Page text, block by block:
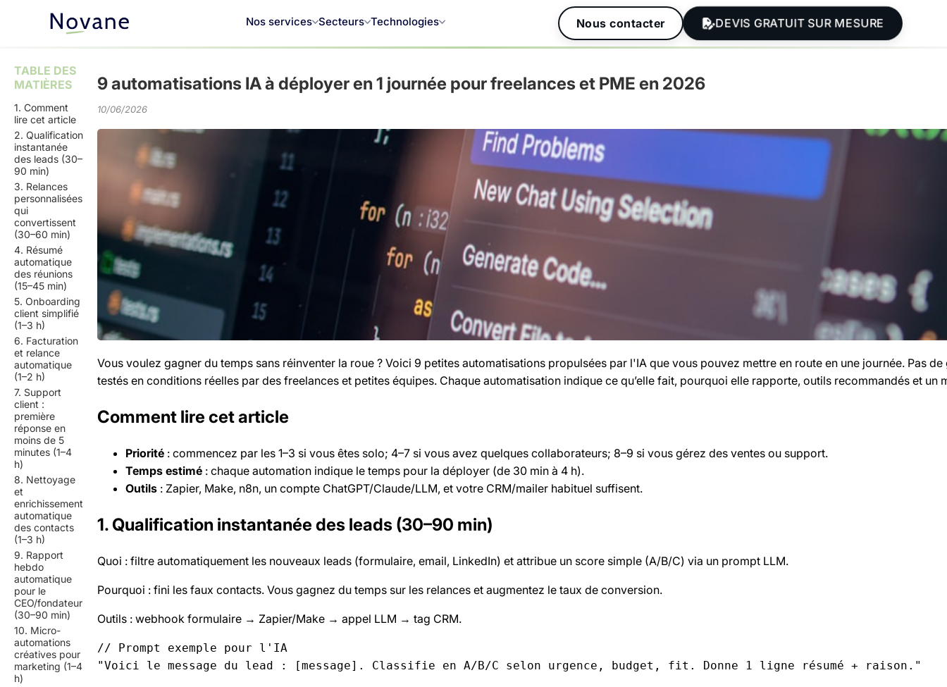
Nos services Secteurs Technologies Nous contacter DEVIS GRATUIT SUR MESURE
TABLE DES
MATIÈRES
1. Comment
lire cet article
2. Qualification
instantanée
des leads (30–
90 min)
3. Relances
personnalisées
qui
convertissent
(30–60 min)
4. Résumé
automatique
des réunions
(15–45 min)
5. Onboarding
client simplifié
(1–3 h)
6. Facturation
et relance
automatique
(1–2 h)
7. Support
client :
première
réponse en
moins de 5
minutes (1–4
h)
8. Nettoyage
et
enrichissement
automatique
des contacts
(1–3 h)
9. Rapport
hebdo
automatique
pour le
CEO/fondateur
(30–90 min)
10. Micro-
automations
créatives pour
marketing (1–4
h)
9 automatisations IA à déployer en 1 journée pour freelances et PME en 2026
10/06/2026
Vous voulez gagner du temps sans réinventer la roue ? Voici 9 petites automatisations propulsées par l'IA que vous pouvez mettre en route en une journée. Pas
testés en conditions réelles par des freelances et petites équipes. Chaque automatisation indique ce qu’elle fait, pourquoi elle rapporte, outils recommandés et un
Comment lire cet article
Priorité : commencez par les 1–3 si vous êtes solo; 4–7 si vous avez quelques collaborateurs; 8–9 si vous gérez des ventes ou support.
Temps estimé : chaque automation indique le temps pour la déployer (de 30 min à 4 h).
Outils : Zapier, Make, n8n, un compte ChatGPT/Claude/LLM, et votre CRM/mailer habituel suffisent.
1. Qualification instantanée des leads (30–90 min)
Quoi : filtre automatiquement les nouveaux leads (formulaire, email, LinkedIn) et attribue un score simple (A/B/C) via un prompt LLM.
Pourquoi : fini les faux contacts. Vous gagnez du temps sur les relances et augmentez le taux de conversion.
Outils : webhook formulaire → Zapier/Make → appel LLM → tag CRM.
// Prompt exemple pour l'IA